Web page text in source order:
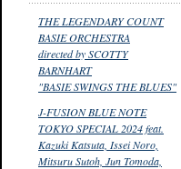
THE LEGENDARY COUNT
BASIE ORCHESTRA
directed by SCOTTY
BARNHART
"BASIE SWINGS THE BLUES"
J-FUSION BLUE NOTE
TOKYO SPECIAL 2024 feat.
Kazuki Katsuta, Issei Noro,
Mitsuru Sutoh, Jun Tomoda,